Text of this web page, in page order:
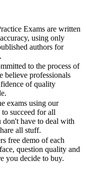
Exams are written
using only
authors for
to the process of
believe professionals
of quality
exams using our
succeed for all
don't have to deal with
all stuff.
free demo of each
question quality and
you decide to buy.